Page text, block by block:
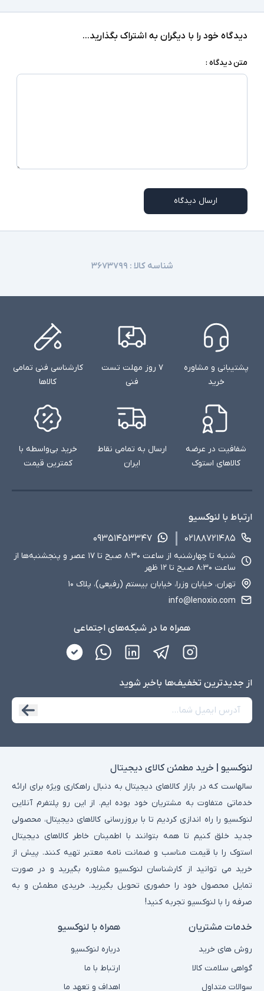
دیدگاه خود را با دیگران به اشتراک بگذارید...
متن دیدگاه :
ارسال دیدگاه
شناسه کالا : ۳۶۷۳۷۹۹
پشتیبانی و مشاوره
خرید
۷ روز مهلت تست
فنی
کارشناسی فنی تمامی
کالاها
شفافیت در عرضه
کالاهای استوک
ارسال به تمامی نقاط
ایران
خرید بی‌واسطه با
کمترین قیمت
ارتباط با لنوکسیو
۰۲۱۸۸۷۲۱۴۸۵
۰۹۳۵۱۴۵۳۳۴۷
شنبه تا چهارشنبه از ساعت ۸:۳۰ صبح تا ۱۷ عصر و پنجشنبه‌ها از
ساعت ۸:۳۰ صبح تا ۱۲ ظهر
تهران، خیابان وزرا، خیابان بیستم (رفیعی)، پلاک ۱۰
info@lenoxio.com
همراه ما در شبکه‌های اجتماعی
از جدید‌ترین تخفیف‌ها با‌خبر شوید
لنوکسیو | خرید مطمئن کالای دیجیتال
سالهاست که در بازار کالاهای دیجیتال به دنبال راهکاری ویژه برای ارائه
خدماتی متفاوت به مشتریان خود بوده ایم. از این رو پلتفرم آنلاین
لنوکسیو را راه اندازی کردیم تا با بروزرسانی کالاهای دیجیتال، محصولی
جدید خلق کنیم تا همه بتوانند با اطمینان خاطر کالاهای دیجیتال
استوک را با قیمت مناسب و ضمانت نامه معتبر تهیه کنند. پیش از
خرید می توانید از کارشناسان لنوکسیو مشاوره بگیرید و در صورت
تمایل محصول خود را حضوری تحویل بگیرید. خریدی مطمئن و به
صرفه را با لنوکسیو تجربه کنید!
خدمات مشتریان
روش های خرید
گواهی سلامت کالا
سوالات متداول
همراه با لنوکسیو
درباره لنوکسیو
ارتباط با ما
اهداف و تعهد ما